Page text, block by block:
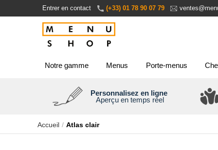
contenu
Entrer en contact (+33) 01 78 90 07 79
Notre gamme Menus Porte-menus
Personnalisez en ligne
Aperçu en temps réel
Accueil Atlas clair